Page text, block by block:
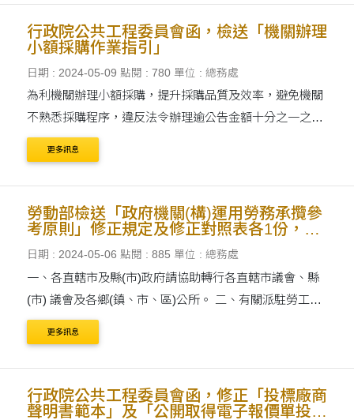
行政院公共工程委員會函，檢送「機關辦理
小額採購作業指引」
日期 : 2024-05-09 點閱 : 780 單位 : 總務處
為利機關辦理小額採購，提升採購品質及效率，避免機關
不熟悉採購程序，違反法令辦理逾公告金額十分之一之採
購，本會訂定旨揭作業指引。
更多訊息
勞動部檢送「政府機關(構)運用勞務承攬參
考原則」修正規定及修正對照表各1份，請
納入辦理勞務採購之參考依據
日期 : 2024-05-06 點閱 : 885 單位 : 總務處
一、各直轄市及縣(市)政府請協助轉行各直轄市議會、縣
(市) 議會及各鄉(鎮、市、區)公所。 二、有關派駐勞工於
育嬰留職停薪期間，機關如需承攬人僱用 替代人力，承攬
人得與職務代理勞工簽訂定期勞動契約， 各機....
更多訊息
行政院公共工程委員會函，修正「投標廠商
聲明書範本」及「公開取得電子報價單投標